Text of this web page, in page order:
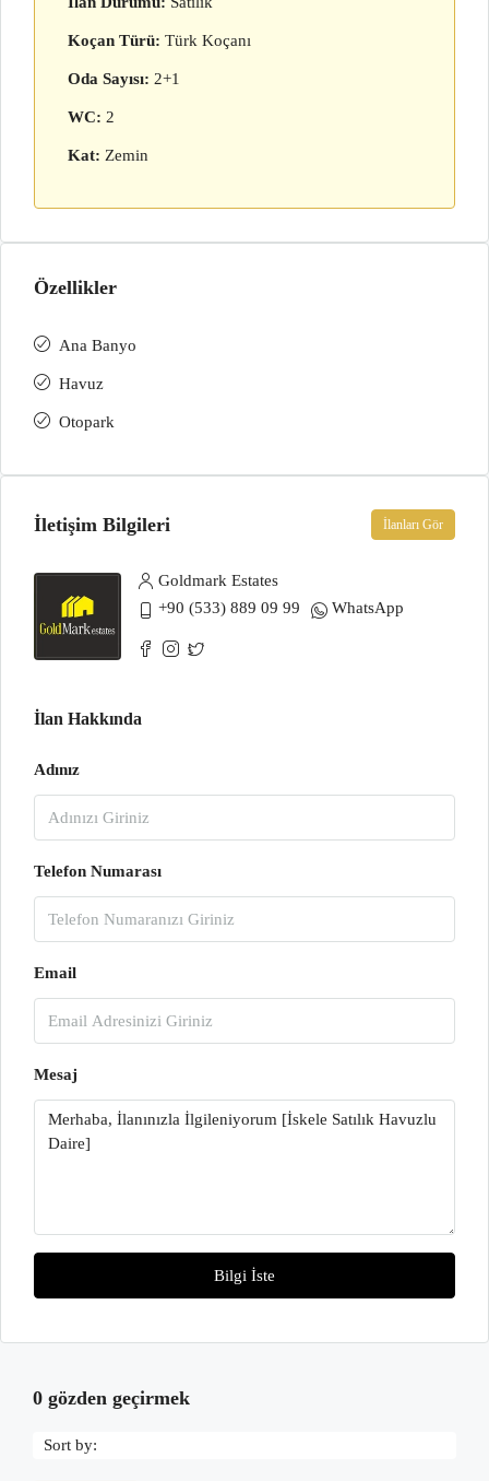
Koçan Türü: Türk Koçanı
Oda Sayısı: 2+1
WC: 2
Kat: Zemin
Özellikler
Ana Banyo
Havuz
Otopark
İletişim Bilgileri İlanları Gör
Goldmark Estates
+90 (533) 889 09 99
WhatsApp
İlan Hakkında
Adınız
Telefon Numarası
Email
Mesaj
Bilgi İste
0 gözden geçirmek
Sort by: